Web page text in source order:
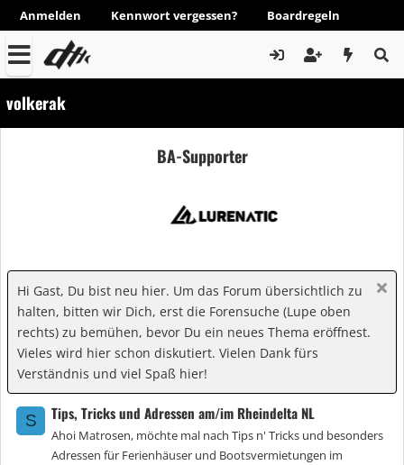
Anmelden Kennwort vergessen? Boardregeln
volkerak
BA-Supporter
Hi Gast, Du bist neu hier. Um das Forum übersichtlich zu
halten, bitten wir Dich, erst die Forensuche (Lupe oben
rechts) zu bemühen, bevor Du ein neues Thema eröffnest.
Vieles wird hier schon diskutiert. Vielen Dank fürs
Verständnis und viel Spaß hier!
S Tips, Tricks und Adressen am/im Rheindelta NL
Ahoi Matrosen, möchte mal nach Tips n' Tricks und besonders
Adressen für Ferienhäuser und Bootsvermietungen im